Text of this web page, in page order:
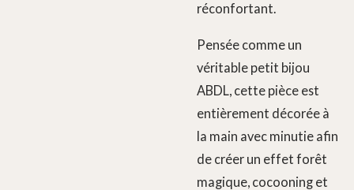
réconfortant.
Pensée comme un
véritable petit bijou
ABDL, cette pièce est
entièrement décorée à
la main avec minutie afin
de créer un effet forêt
magique, cocooning et